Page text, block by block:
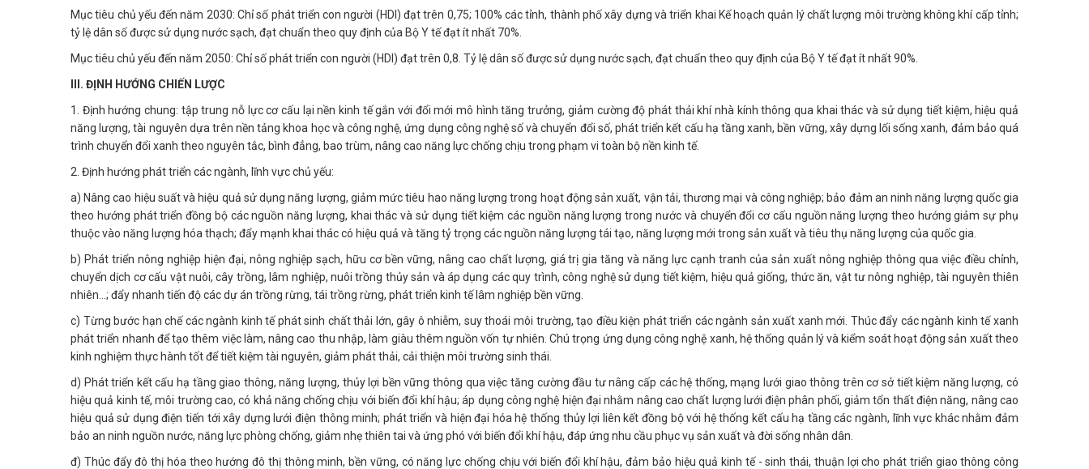
Mục tiêu chủ yếu đến năm 2030: Chỉ số phát triển con người (HDl) đạt trên 0,75; 100% các tỉnh, thành phố xây dựng và triển khai Kế hoạch quản lý chất lượng môi trường không khí cấp tỉnh;
tỷ lệ dân số được sử dụng nước sạch, đạt chuẩn theo quy định của Bộ Y tế đạt ít nhất 70%.
Mục tiêu chủ yếu đến năm 2050: Chỉ số phát triển con người (HDI) đạt trên 0,8. Tỷ lệ dân số được sử dụng nước sạch, đạt chuẩn theo quy định của Bộ Y tế đạt ít nhất 90%.
III. ĐỊNH HƯỚNG CHIẾN LƯỢC
1. Định hướng chung: tập trung nỗ lực cơ cấu lại nền kinh tế gắn với đổi mới mô hình tăng trưởng, giảm cường độ phát thải khí nhà kính thông qua khai thác và sử dụng tiết kiệm, hiệu quả
năng lượng, tài nguyên dựa trên nền tảng khoa học và công nghệ, ứng dụng công nghệ số và chuyển đổi số, phát triển kết cấu hạ tầng xanh, bền vững, xây dựng lối sống xanh, đảm bảo quá
trình chuyển đổi xanh theo nguyên tắc, bình đẳng, bao trùm, nâng cao năng lực chống chịu trong phạm vi toàn bộ nền kinh tế.
2. Định hướng phát triển các ngành, lĩnh vực chủ yếu:
a) Nâng cao hiệu suất và hiệu quả sử dụng năng lượng, giảm mức tiêu hao năng lượng trong hoạt động sản xuất, vận tải, thương mại và công nghiệp; bảo đảm an ninh năng lượng quốc gia
theo hướng phát triển đồng bộ các nguồn năng lượng, khai thác và sử dụng tiết kiệm các nguồn năng lượng trong nước và chuyển đổi cơ cấu nguồn năng lượng theo hướng giảm sự phụ
thuộc vào năng lượng hóa thạch; đẩy mạnh khai thác có hiệu quả và tăng tỷ trọng các nguồn năng lượng tái tạo, năng lượng mới trong sản xuất và tiêu thụ năng lượng của quốc gia.
b) Phát triển nông nghiệp hiện đại, nông nghiệp sạch, hữu cơ bền vững, nâng cao chất lượng, giá trị gia tăng và năng lực cạnh tranh của sản xuất nông nghiệp thông qua việc điều chỉnh,
chuyển dịch cơ cấu vật nuôi, cây trồng, lâm nghiệp, nuôi trồng thủy sản và áp dụng các quy trình, công nghệ sử dụng tiết kiệm, hiệu quả giống, thức ăn, vật tư nông nghiệp, tài nguyên thiên
nhiên...; đẩy nhanh tiến độ các dự án trồng rừng, tái trồng rừng, phát triển kinh tế lâm nghiệp bền vững.
c) Từng bước hạn chế các ngành kinh tế phát sinh chất thải lớn, gây ô nhiễm, suy thoái môi trường, tạo điều kiện phát triển các ngành sản xuất xanh mới. Thúc đẩy các ngành kinh tế xanh
phát triển nhanh để tạo thêm việc làm, nâng cao thu nhập, làm giàu thêm nguồn vốn tự nhiên. Chú trọng ứng dụng công nghệ xanh, hệ thống quản lý và kiểm soát hoạt động sản xuất theo
kinh nghiệm thực hành tốt để tiết kiệm tài nguyên, giảm phát thải, cải thiện môi trường sinh thái.
d) Phát triển kết cấu hạ tầng giao thông, năng lượng, thủy lợi bền vững thông qua việc tăng cường đầu tư nâng cấp các hệ thống, mạng lưới giao thông trên cơ sở tiết kiệm năng lượng, có
hiệu quả kinh tế, môi trường cao, có khả năng chống chịu với biến đổi khí hậu; áp dụng công nghệ hiện đại nhằm nâng cao chất lượng lưới điện phân phối, giảm tổn thất điện năng, nâng cao
hiệu quả sử dụng điện tiến tới xây dựng lưới điện thông minh; phát triển và hiện đại hóa hệ thống thủy lợi liên kết đồng bộ với hệ thống kết cấu hạ tầng các ngành, lĩnh vực khác nhằm đảm
bảo an ninh nguồn nước, năng lực phòng chống, giảm nhẹ thiên tai và ứng phó với biến đổi khí hậu, đáp ứng nhu cầu phục vụ sản xuất và đời sống nhân dân.
đ) Thúc đẩy đô thị hóa theo hướng đô thị thông minh, bền vững, có năng lực chống chịu với biến đổi khí hậu, đảm bảo hiệu quả kinh tế - sinh thái, thuận lợi cho phát triển giao thông công